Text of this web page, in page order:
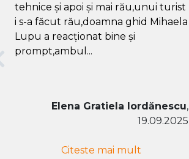
tehnice și apoi și mai rău,unui turist
i s-a făcut rău,doamna ghid Mihaela
Lupu a reacționat bine și
prompt,ambul...
Elena Gratiela Iordănescu,
19.09.2025
Citeste mai mult